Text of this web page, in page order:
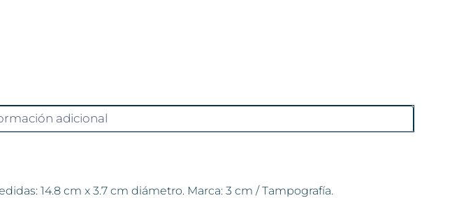
adicional
14.8 cm x 3.7 cm diámetro. Marca: 3 cm / Tampografía.